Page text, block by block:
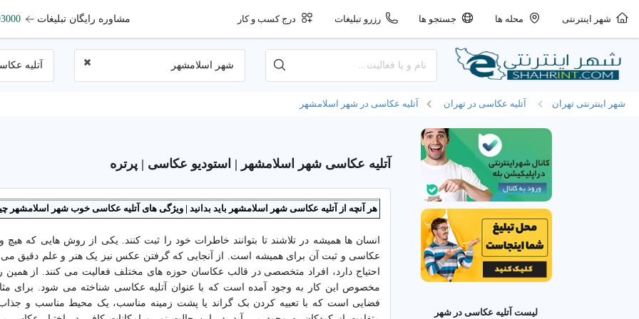
شهر اینترنتی محله ها جستجو ها رزرو تبلیغات درج کسب و کار مشاوره رایگان تبلیغات
شهر اسلامشهر آتلیه
شهر اینترنتی تهران آتلیه عکاسی در تهران آتلیه عکاسی در شهر اسلامشهر
لیست آتلیه عکاسی در شهر
آتلیه عکاسی شهر اسلامشهر | استودیو عکاسی | پرتره
هر آنچه از آتلیه عکاسی شهر اسلامشهر باید بدانید | ویژگی های آتلیه عکاسی خوب شهر اسلامشهر
انسان ها همیشه در تلاشند تا بتوانند خاطرات خود را ثبت کنند. یکی از روش هایی که
عکاسی و ثبت آن برای همیشه است. از آنجایی که گرفتن عکس نیز یک هنر و علم دقیق می
احتیاج دارد، افراد متخصصی در قالب عکاسان حوزه های مختلف فعالیت می کنند. از همین
مخصوص این کار به وجود آمده است که با عنوان آتلیه عکاسی شناخته می شود. برای
فضایی است که با تعبیه کردن بک گراند یا پشت زمینه مناسب، یک محیط مناسب و